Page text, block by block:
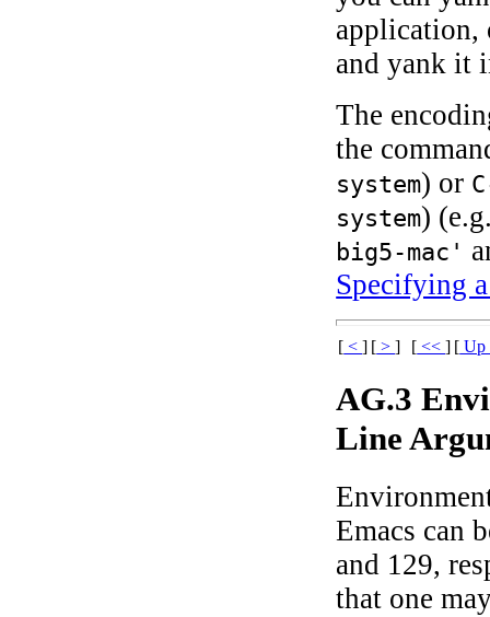
application,
and yank it
The
the
system) or
system)
big5-mac'
Specifying
[ <] [ >] [ <<] [ Up
AG.3
Line
Emacs can
and 129,
that one